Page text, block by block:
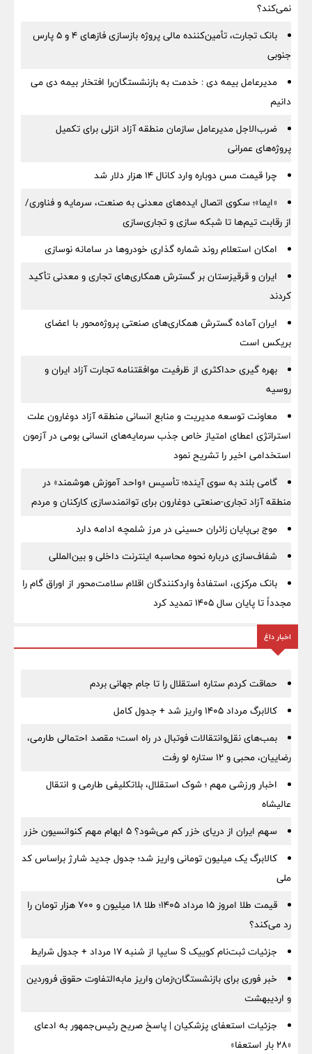
نمی‌کند؟
بانک تجارت، تأمین‌کننده مالی پروژه بازسازی فازهای ۴ و ۵ پارس
جنوبی
مدیرعامل بیمه دی : خدمت به بازنشستگان‌را افتخار بیمه دی می
دانیم
ضرب‌الاجل مدیرعامل سازمان منطقه آزاد انزلی برای تكمیل
پروژه‌های عمرانی
چرا قیمت مس دوباره وارد کانال ۱۴ هزار دلار شد
«ایما»؛ سکوی اتصال ایده‌های معدنی به صنعت، سرمایه و فناوری/
از رقابت تیم‌ها تا شبکه سازی و تجاری‌سازی
امکان استعلام روند شماره گذاری خودروها در سامانه نوسازی
ایران و قرقیزستان بر گسترش همکاری‌های تجاری و معدنی تأکید
کردند
ایران آماده گسترش همکاری‌های صنعتی پروژه‌محور با اعضای
بریکس است
بهره گیری حداکثری از ظرفیت موافقتنامه تجارت آزاد ایران و
روسیه
معاونت توسعه مدیریت و منابع انسانی منطقه آزاد دوغارون علت
استراتژی اعطای امتیاز خاص جذب سرمایه‌های انسانی بومی در آزمون
استخدامی اخیر را تشریح نمود
گامی بلند به سوی آینده؛ تأسیس «واحد آموزش هوشمند» در
منطقه آزاد تجاری-صنعتی دوغارون برای توانمندسازی کارکنان و مردم
موج بی‌پایان زائران حسینی در مرز شلمچه ادامه دارد
شفاف‌سازی درباره نحوه محاسبه اینترنت داخلی و بین‌المللی
بانک مرکزی، استفادۀ واردکنندگان اقلام سلامت‌محور از اوراق گام را
مجدداً تا پایان سال ۱۴۰۵ تمدید کرد
اخبار داغ
حماقت کردم ستاره استقلال را تا جام جهانی بردم
کالابرگ مرداد ۱۴۰۵ واریز شد + جدول کامل
بمب‌های نقل‌وانتقالات فوتبال در راه است؛ مقصد احتمالی طارمی،
رضاییان، محبی و ۱۲ ستاره لو رفت
اخبار ورزشی مهم ؛ شوک استقلال، بلاتکلیفی طارمی و انتقال
عالیشاه
سهم ایران از دریای خزر کم می‌شود؟ ۵ ابهام مهم کنوانسیون خزر
کالابرگ یک میلیون تومانی واریز شد؛ جدول جدید شارژ براساس کد
ملی
قیمت طلا امروز ۱۵ مرداد ۱۴۰۵؛ طلا ۱۸ میلیون و ۷۰۰ هزار تومان را
رد می‌کند؟
جزئیات ثبت‌نام کوییک S سایپا از شنبه ۱۷ مرداد + جدول شرایط
خبر فوری برای بازنشستگان؛زمان واریز مابه‌التفاوت حقوق فروردین
و اردیبهشت
جزئیات استعفای پزشکیان | پاسخ صریح رئیس‌جمهور به ادعای
«۲۸ بار استعفا»